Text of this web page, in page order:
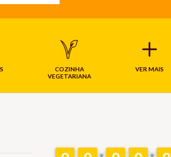
COZINHA
VEGETARIANA
VER MAIS